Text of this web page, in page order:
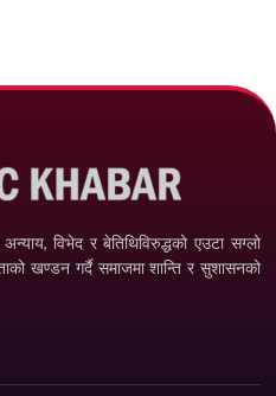
विभेद­ र बेतिथिविरुद्धको एउटा सग्लो
खण्डन गर्दै समाजमा शान्ति र सुशासनको